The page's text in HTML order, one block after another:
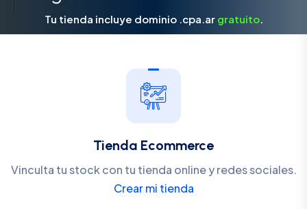
Tu tienda incluye dominio .cpa.ar gratuito.
Tienda Ecommerce
Vinculta tu stock con tu tienda online y redes sociales.
Crear mi tienda